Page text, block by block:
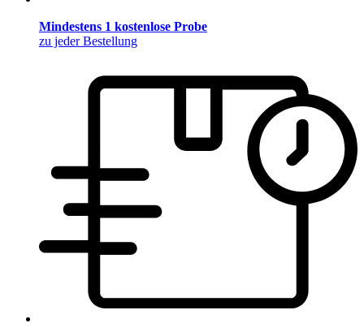
Mindestens 1 kostenlose Probe
zu jeder Bestellung